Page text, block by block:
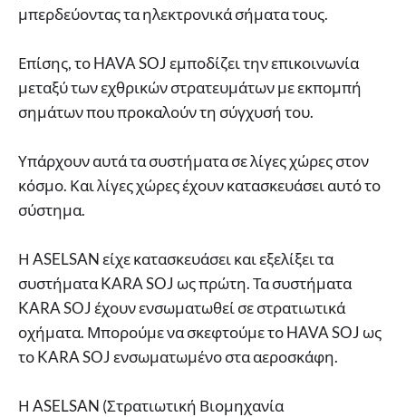
μπερδεύοντας τα ηλεκτρονικά σήματα τους.
Επίσης, το HAVA SOJ εμποδίζει την επικοινωνία
μεταξύ των εχθρικών στρατευμάτων με εκπομπή
σημάτων που προκαλούν τη σύγχυσή του.
Υπάρχουν αυτά τα συστήματα σε λίγες χώρες στον
κόσμο. Και λίγες χώρες έχουν κατασκευάσει αυτό το
σύστημα.
Η ASELSAN είχε κατασκευάσει και εξελίξει τα
συστήματα KARA SOJ ως πρώτη. Τα συστήματα
KARA SOJ έχουν ενσωματωθεί σε στρατιωτικά
οχήματα. Μπορούμε να σκεφτούμε το HAVA SOJ ως
το KARA SOJ ενσωματωμένο στα αεροσκάφη.
Η ASELSAN (Στρατιωτική Βιομηχανία